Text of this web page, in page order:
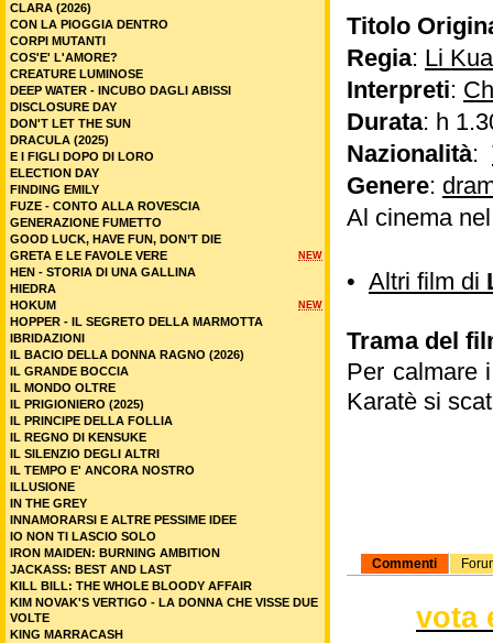
Titolo
Regia: Li
Interpreti:
Durata: h
Nazionalità:
Genere:
Al cinema
• Altri film di
Trama del
Per calmare
Karatè si
Commenti
vota
CLARA (2026)
CON LA PIOGGIA DENTRO
CORPI MUTANTI
COS'E' L'AMORE?
CREATURE LUMINOSE
DEEP WATER - INCUBO DAGLI ABISSI
DISCLOSURE DAY
DON'T LET THE SUN
DRACULA (2025)
E I FIGLI DOPO DI LORO
ELECTION DAY
FINDING EMILY
FUZE - CONTO ALLA ROVESCIA
GENERAZIONE FUMETTO
GOOD LUCK, HAVE FUN, DON’T DIE
NEW
GRETA E LE FAVOLE VERE
HEN - STORIA DI UNA GALLINA
HIEDRA
NEW
HOKUM
HOPPER - IL SEGRETO DELLA MARMOTTA
IBRIDAZIONI
IL BACIO DELLA DONNA RAGNO (2026)
IL GRANDE BOCCIA
IL MONDO OLTRE
IL PRIGIONIERO (2025)
IL PRINCIPE DELLA FOLLIA
IL REGNO DI KENSUKE
IL SILENZIO DEGLI ALTRI
IL TEMPO E' ANCORA NOSTRO
ILLUSIONE
IN THE GREY
INNAMORARSI E ALTRE PESSIME IDEE
IO NON TI LASCIO SOLO
IRON MAIDEN: BURNING AMBITION
JACKASS: BEST AND LAST
KILL BILL: THE WHOLE BLOODY AFFAIR
KIM NOVAK'S VERTIGO - LA DONNA CHE VISSE DUE
VOLTE
KING MARRACASH